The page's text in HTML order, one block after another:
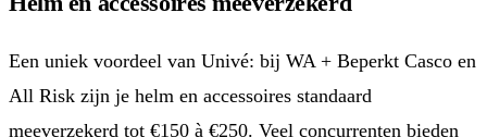
Een uniek voordeel van Univé: bij WA + Beperkt Casco en
All Risk zijn je helm en accessoires standaard
meeverzekerd tot €150 à €250. Veel concurrenten bieden